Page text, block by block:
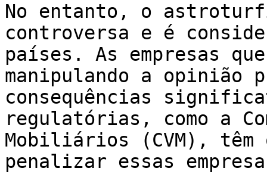
No entanto, o
controversa e é
países. As empresas
manipulando a opinião
consequências
regulatórias, como a
Mobiliários (CVM),
penalizar essas